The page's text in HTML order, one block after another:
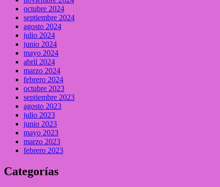
octubre 2024
septiembre 2024
agosto 2024
julio 2024
junio 2024
mayo 2024
abril 2024
marzo 2024
febrero 2024
octubre 2023
septiembre 2023
agosto 2023
julio 2023
junio 2023
mayo 2023
marzo 2023
febrero 2023
Categorías